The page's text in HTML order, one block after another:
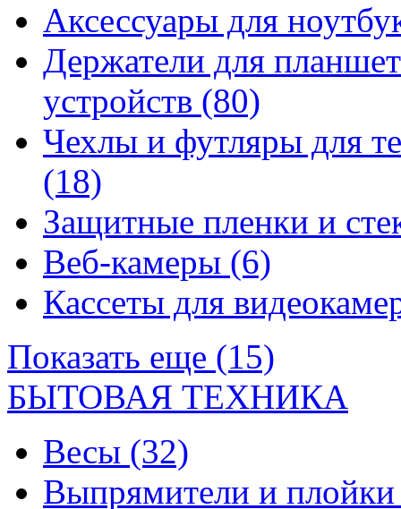
Аксессуары для
Держатели для
устройств (80)
Чехлы и футляры для
(18)
Защитные пленки и
Веб-камеры (6)
Кассеты для
Показать еще (15)
БЫТОВАЯ ТЕХНИКА
Весы (32)
Выпрямители и